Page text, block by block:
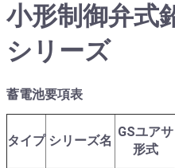
小形制御弁式
シリーズ
蓄電池要項表
タイプ シリーズ名
GSユアサ
形式